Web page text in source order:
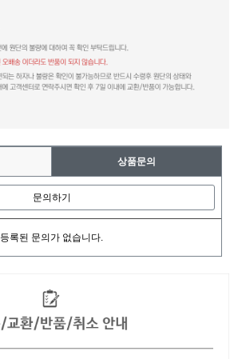
상품문의
문의하기
등록된 문의가 없습니다.